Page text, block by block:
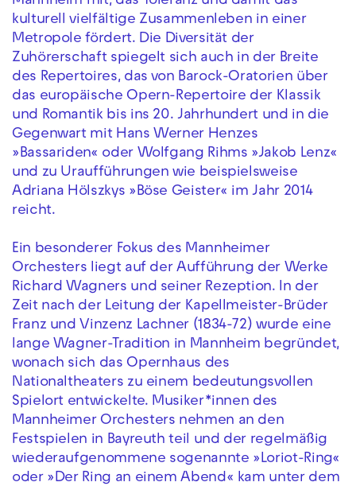
kulturell vielfältige Zusammenleben in einer
Metropole fördert. Die Diversität der
Zuhörerschaft spiegelt sich auch in der Breite
des Repertoires, das von Barock-Oratorien über
das europäische Opern-Repertoire der Klassik
und Romantik bis ins 20. Jahrhundert und in die
Gegenwart mit Hans Werner Henzes
»Bassariden« oder Wolfgang Rihms »Jakob Lenz«
und zu Uraufführungen wie beispielsweise
Adriana Hölszkys »Böse Geister« im Jahr 2014
reicht.
Ein besonderer Fokus des Mannheimer
Orchesters liegt auf der Aufführung der Werke
Richard Wagners und seiner Rezeption. In der
Zeit nach der Leitung der Kapellmeister-Brüder
Franz und Vinzenz Lachner (1834-72) wurde eine
lange Wagner-Tradition in Mannheim begründet,
wonach sich das Opernhaus des
Nationaltheaters zu einem bedeutungsvollen
Spielort entwickelte. Musiker*innen des
Mannheimer Orchesters nehmen an den
Festspielen in Bayreuth teil und der regelmäßig
wiederaufgenommene sogenannte »Loriot-Ring«
oder »Der Ring an einem Abend« kam unter dem